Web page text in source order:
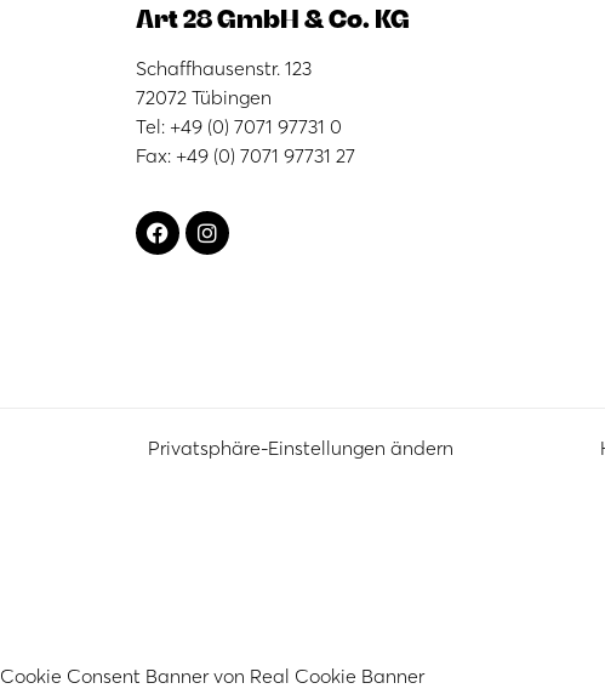
Art 28 GmbH & Co. KG
Schaffhausenstr. 123
72072 Tübingen
Tel: +49 (0) 7071 97731 0
Fax: +49 (0) 7071 97731 27
Privatsphäre-Einstellungen ändern
Cookie Consent Banner von Real Cookie Banner